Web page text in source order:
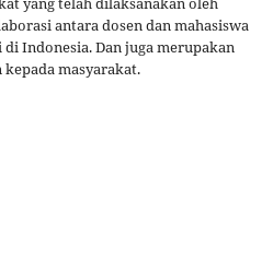
antara dosen dan mahasiswa
Indonesia. Dan juga merupakan
masyarakat.